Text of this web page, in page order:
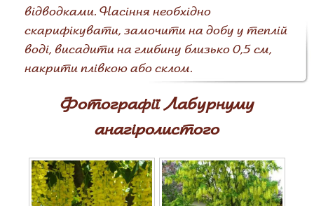
відводками. Насіння необхідно
скарифікувати, замочити на добу у теплій
воді, висадити на глибину близько 0,5 см,
накрити плівкою або склом.
Фотографії Лабурнуму
анагіролистого